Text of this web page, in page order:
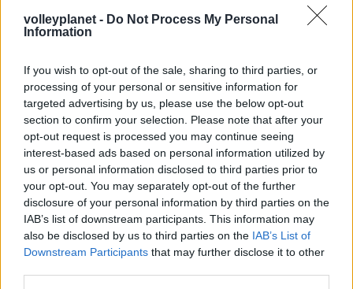
volleyplanet - Do Not Process My Personal
Information
If you wish to opt-out of the sale, sharing to third parties, or
processing of your personal or sensitive information for
targeted advertising by us, please use the below opt-out
section to confirm your selection. Please note that after your
opt-out request is processed you may continue seeing
interest-based ads based on personal information utilized by
us or personal information disclosed to third parties prior to
your opt-out. You may separately opt-out of the further
disclosure of your personal information by third parties on the
IAB’s list of downstream participants. This information may
also be disclosed by us to third parties on the IAB’s List of
Downstream Participants that may further disclose it to other